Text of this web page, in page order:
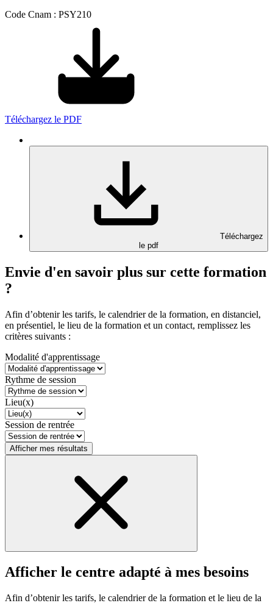
Code Cnam : PSY210
Téléchargez le PDF
Téléchargez
le pdf
Envie d'en savoir plus sur cette formation
?
Afin d’obtenir les tarifs, le calendrier de la formation, en distanciel,
en présentiel, le lieu de la formation et un contact, remplissez les
critères suivants :
Modalité d'apprentissage
Rythme de session
Lieu(x)
Session de rentrée
Afficher mes résultats
Afficher le centre adapté à mes besoins
Afin d’obtenir les tarifs, le calendrier de la formation et le lieu de la